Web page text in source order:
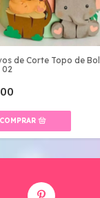
de Corte Topo de
02